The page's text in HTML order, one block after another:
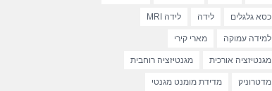
כסא גלגלים לידה לידה MRI
למידה עמוקה מארי קירי
מגנטיזציה אורכית מגנטיזציה רוחבית
מדטרוניק מדידת מומנט מגנטי